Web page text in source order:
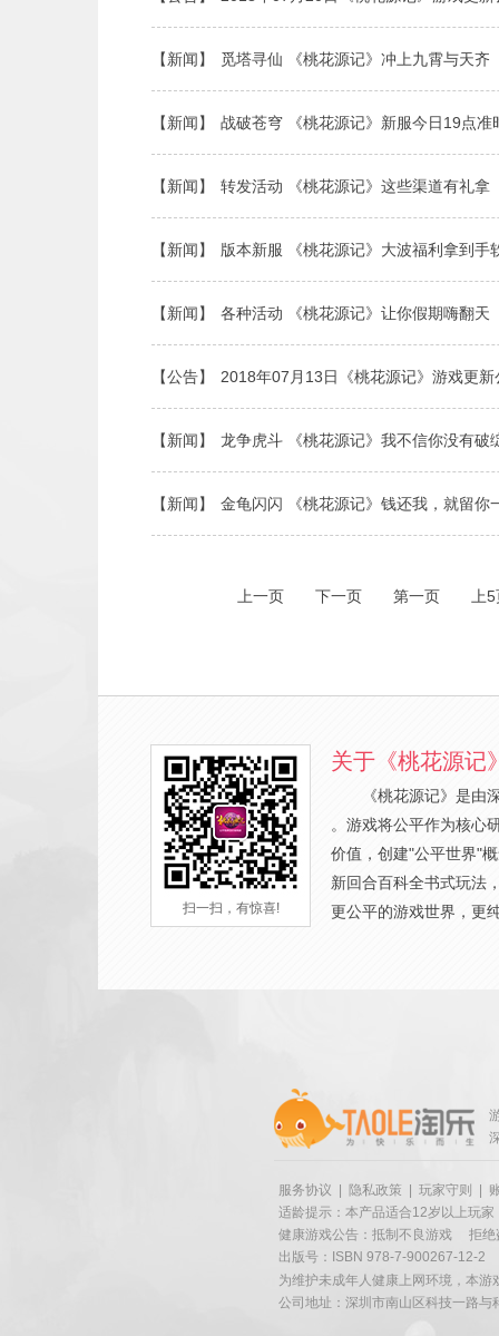
【新闻】 觅塔寻仙 《桃花源记》冲上九霄与天齐
【新闻】 战破苍穹 《桃花源记》新服今日19点准
【新闻】 转发活动 《桃花源记》这些渠道有礼拿
【新闻】 版本新服 《桃花源记》大波福利拿到手
【新闻】 各种活动 《桃花源记》让你假期嗨翻天
【公告】 2018年07月13日《桃花源记》游戏更新
【新闻】 龙争虎斗 《桃花源记》我不信你没有破
【新闻】 金龟闪闪 《桃花源记》钱还我，就留你
上一页 下一页 第一页 上
扫一扫，有惊喜!
关于《桃花源记
《桃花源记》是由
。游戏将公平作为核心
价值，创建"公平世界"
新回合百科全书式玩法
更公平的游戏世界，更
服务协议 隐私政策 玩家守则
适龄提示：本产品适合12岁以上玩家
健康游戏公告：抵制不良游戏
拒绝
出版号：ISBN 978-7-900267-12-2
为维护未成年人健康上网环境，本
公司地址：深圳市南山区科技一路